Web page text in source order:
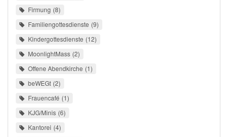
Firmung 8
Familiengottesdienste 9
Kindergottesdienste 12
MoonlightMass 2
Offene Abendkirche 1
beWEGt 2
Frauencafé 1
KJG/Minis 6
Kantorei 4